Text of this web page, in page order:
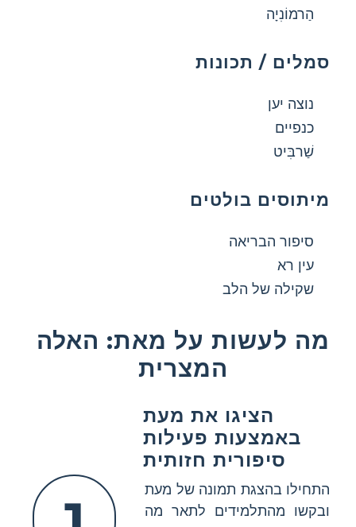
הַרמוֹנִיָה
סמלים / תכונות
נוצה יען
כנפיים
שַׁרבִּיט
מיתוסים בולטים
סיפור הבריאה
עין רא
שקילה של הלב
מה לעשות על מאת: האלה
המצרית
הציגו את מעת
באמצעות פעילות
סיפורית חזותית
התחילו בהצגת תמונה של מעת
ובקשו מהתלמידים לתאר מה